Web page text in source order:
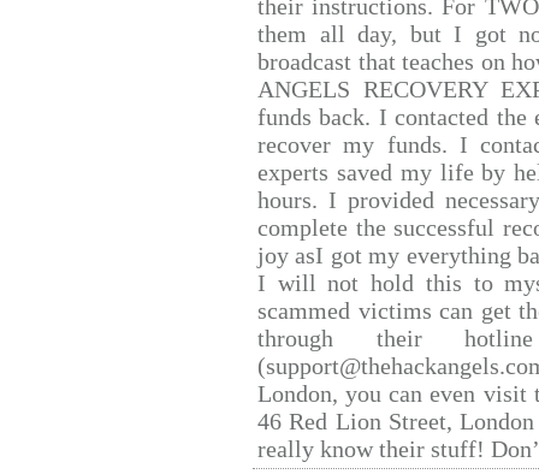
their instructions. For
them all day, but I got
broadcast that teaches on
ANGELS RECOVERY
funds back. I contacted
recover my funds. I
experts saved my life by
hours. I provided
complete the successful
joy asI got my everything
I will not hold this to
scammed victims can get
through their hotline
London, you can even
46 Red Lion Street,
really know their stuff!